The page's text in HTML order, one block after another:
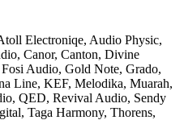
Electroniqe, Audio Physic,
, Canor, Canton, Divine
Fosi Audio, Gold Note, Grado,
Line, KEF, Melodika, Muarah,
, QED, Revival Audio, Sendy
, Taga Harmony, Thorens,